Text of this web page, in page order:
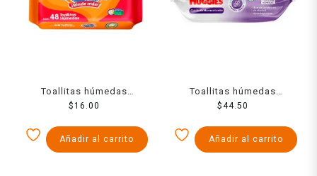
Toallitas húmedas
Chicolastic Classic 48
$16.00
Añadir al carrito
Toallitas húmedas
Huggies cuidado relajante
$44.50
Añadir al carrito